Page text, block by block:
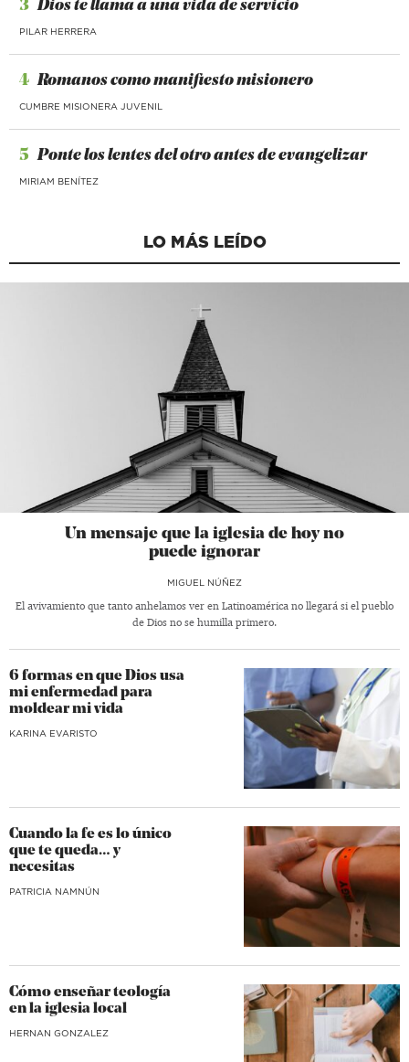
3 Dios te llama a una vida de servicio
PILAR HERRERA
4 Romanos como manifiesto misionero
CUMBRE MISIONERA JUVENIL
5 Ponte los lentes del otro antes de evangelizar
MIRIAM BENÍTEZ
LO MÁS LEÍDO
Un mensaje que la iglesia de hoy no
puede ignorar
MIGUEL NÚÑEZ
El avivamiento que tanto anhelamos ver en Latinoamérica no llegará si el pueblo
de Dios no se humilla primero.
6 formas en que Dios usa
mi enfermedad para
moldear mi vida
KARINA EVARISTO
Cuando la fe es lo único
que te queda… y
necesitas
​PATRICIA NAMNÚN
Cómo enseñar teología
en la iglesia local
HERNAN GONZALEZ